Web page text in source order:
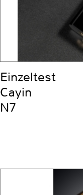
Einzeltest
Cayin
N7